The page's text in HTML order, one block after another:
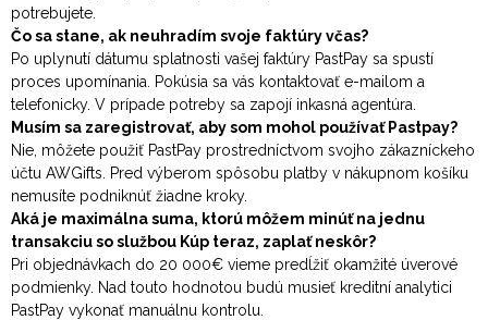
potrebujete.
Čo sa stane, ak neuhradím svoje faktúry včas?
Po uplynutí dátumu splatnosti vašej faktúry PastPay sa spustí
proces upomínania. Pokúsia sa vás kontaktovať e-mailom a
telefonicky. V prípade potreby sa zapojí inkasná agentúra.
Musím sa zaregistrovať, aby som mohol používať Pastpay?
Nie, môžete použiť PastPay prostredníctvom svojho zákazníckeho
účtu AWGifts. Pred výberom spôsobu platby v nákupnom košíku
nemusíte podniknúť žiadne kroky.
Aká je maximálna suma, ktorú môžem minúť na jednu
transakciu so službou Kúp teraz, zaplať neskôr?
Pri objednávkach do 20 000€ vieme predĺžiť okamžité úverové
podmienky. Nad touto hodnotou budú musieť kreditní analytici
PastPay vykonať manuálnu kontrolu.